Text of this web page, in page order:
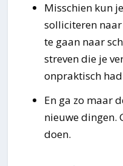
Misschien kun
solliciteren
te gaan naar
streven die je
onpraktisch
En ga zo maar
nieuwe dingen.
doen.